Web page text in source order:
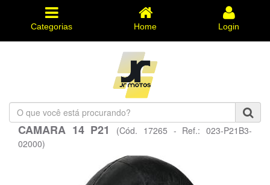
Categorias Home Login
O
que
você
está
CAMARA 14 P21
(Cód. 17265 - Ref.: 023-P21B3-
02000)